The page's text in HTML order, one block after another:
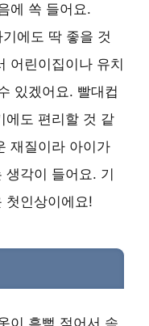
에 쏙 들어요.
에도 딱 좋을 것
어린이집이나 유치
있겠어요. 빨대컵
에도 편리할 것 같
재질이라 아이가
각이 들어요. 기
첫인상이에요!
이 흠뻑 젖어서 속